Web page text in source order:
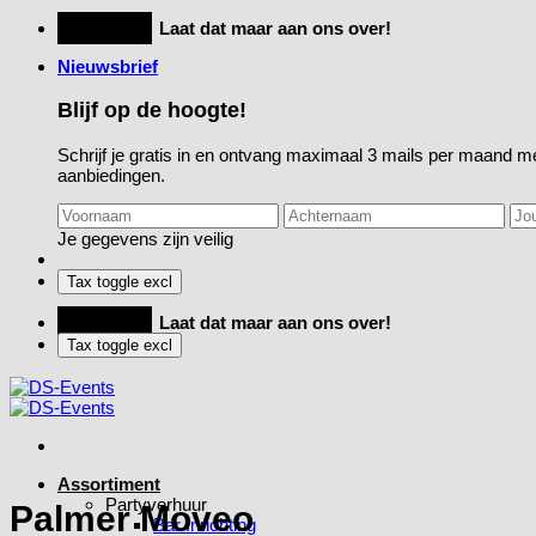
inhoud
Laat dat maar aan ons over!
Nieuwsbrief
Blijf op de hoogte!
Schrijf je gratis in en ontvang maximaal 3 mails per maand
aanbiedingen.
Je gegevens zijn veilig
Laat dat maar aan ons over!
Assortiment
Partyverhuur
Bar Inrichting
Palmer Moveo